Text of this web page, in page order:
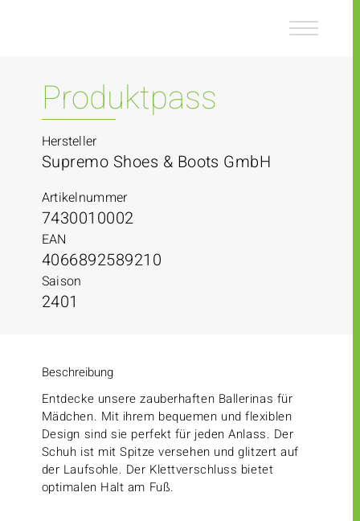
Produktpass
Hersteller
Supremo Shoes & Boots GmbH
Artikelnummer
7430010002
EAN
4066892589210
Saison
2401
Beschreibung
Entdecke unsere zauberhaften Ballerinas für
Mädchen. Mit ihrem bequemen und flexiblen
Design sind sie perfekt für jeden Anlass. Der
Schuh ist mit Spitze versehen und glitzert auf
der Laufsohle. Der Klettverschluss bietet
optimalen Halt am Fuß.